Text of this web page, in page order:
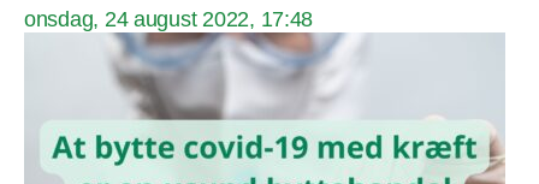
onsdag, 24 august 2022, 17:48